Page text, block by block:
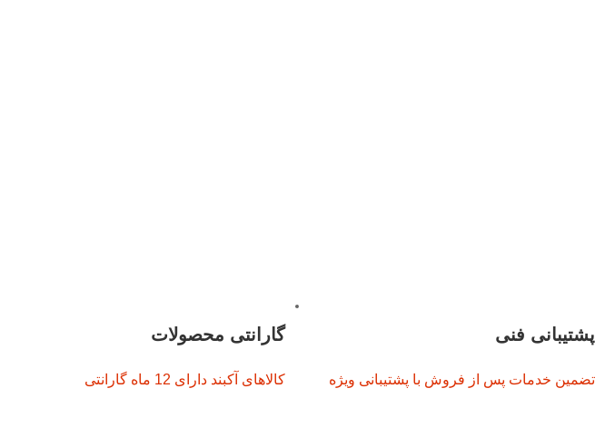
پشتیبانی فنی
تضمین خدمات پس از فروش با پشتیبانی ویژه
گارانتی محصولات
کالاهای آکبند دارای 12 ماه گارانتی